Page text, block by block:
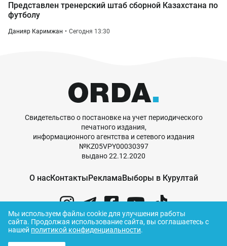
Представлен тренерский штаб сборной Казахстана по
футболу
Данияр Каримжан Сегодня 13:30
Свидетельство о постановке на учет периодического
печатного издания,
информационного агентства и сетевого издания
№KZ05VPY00030397
выдано 22.12.2020
О насКонтактыРекламаВыборы в Курултай
© ORDA,2026.Правила использования
Мы используем файлы cookie для улучшения работы
сайта. Продолжая использование сайта, вы соглашаетесь с
нашей политикой конфиденциальности.